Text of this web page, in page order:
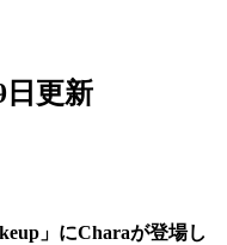
更新
」にCharaが登場し